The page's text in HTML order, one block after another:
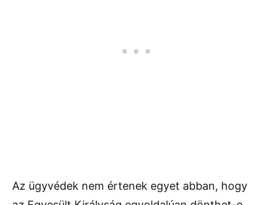
Az ügyvédek nem értenek egyet abban, hogy